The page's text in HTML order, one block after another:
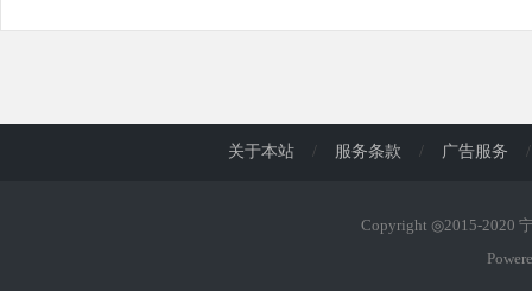
关于本站 / 服务条款 / 广告服务 /
Copyright ◎2015-2020